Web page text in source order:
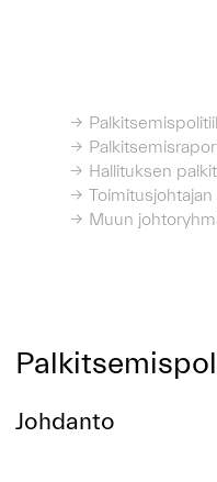
Hallituksen
Muun
Johdanto